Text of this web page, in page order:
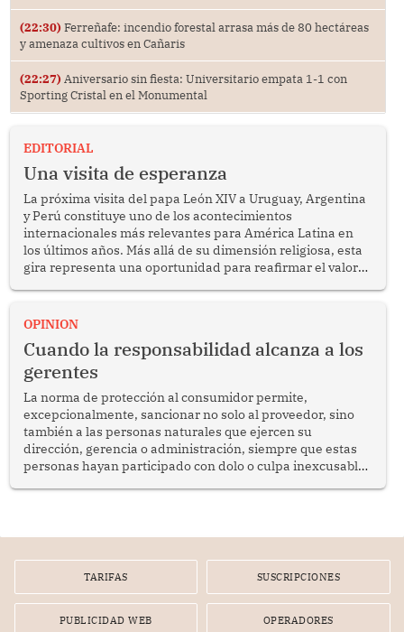
(22:30) Ferreñafe: incendio forestal arrasa más de 80 hectáreas
y amenaza cultivos en Cañaris
(22:27) Aniversario sin fiesta: Universitario empata 1-1 con
Sporting Cristal en el Monumental
EDITORIAL
Una visita de esperanza
La próxima visita del papa León XIV a Uruguay, Argentina
y Perú constituye uno de los acontecimientos
internacionales más relevantes para América Latina en
los últimos años. Más allá de su dimensión religiosa, esta
gira representa una oportunidad para reafirmar el valor
enfrenta desafíos en materia de desarrollo, cohesión
OPINION
Cuando la responsabilidad alcanza a los
gerentes
La norma de protección al consumidor permite,
excepcionalmente, sancionar no solo al proveedor, sino
también a las personas naturales que ejercen su
dirección, gerencia o administración, siempre que estas
personas hayan participado con dolo o culpa inexcusable
por la frustrada realización de un meet and greet con
TARIFAS SUSCRIPCIONES
PUBLICIDAD WEB OPERADORES